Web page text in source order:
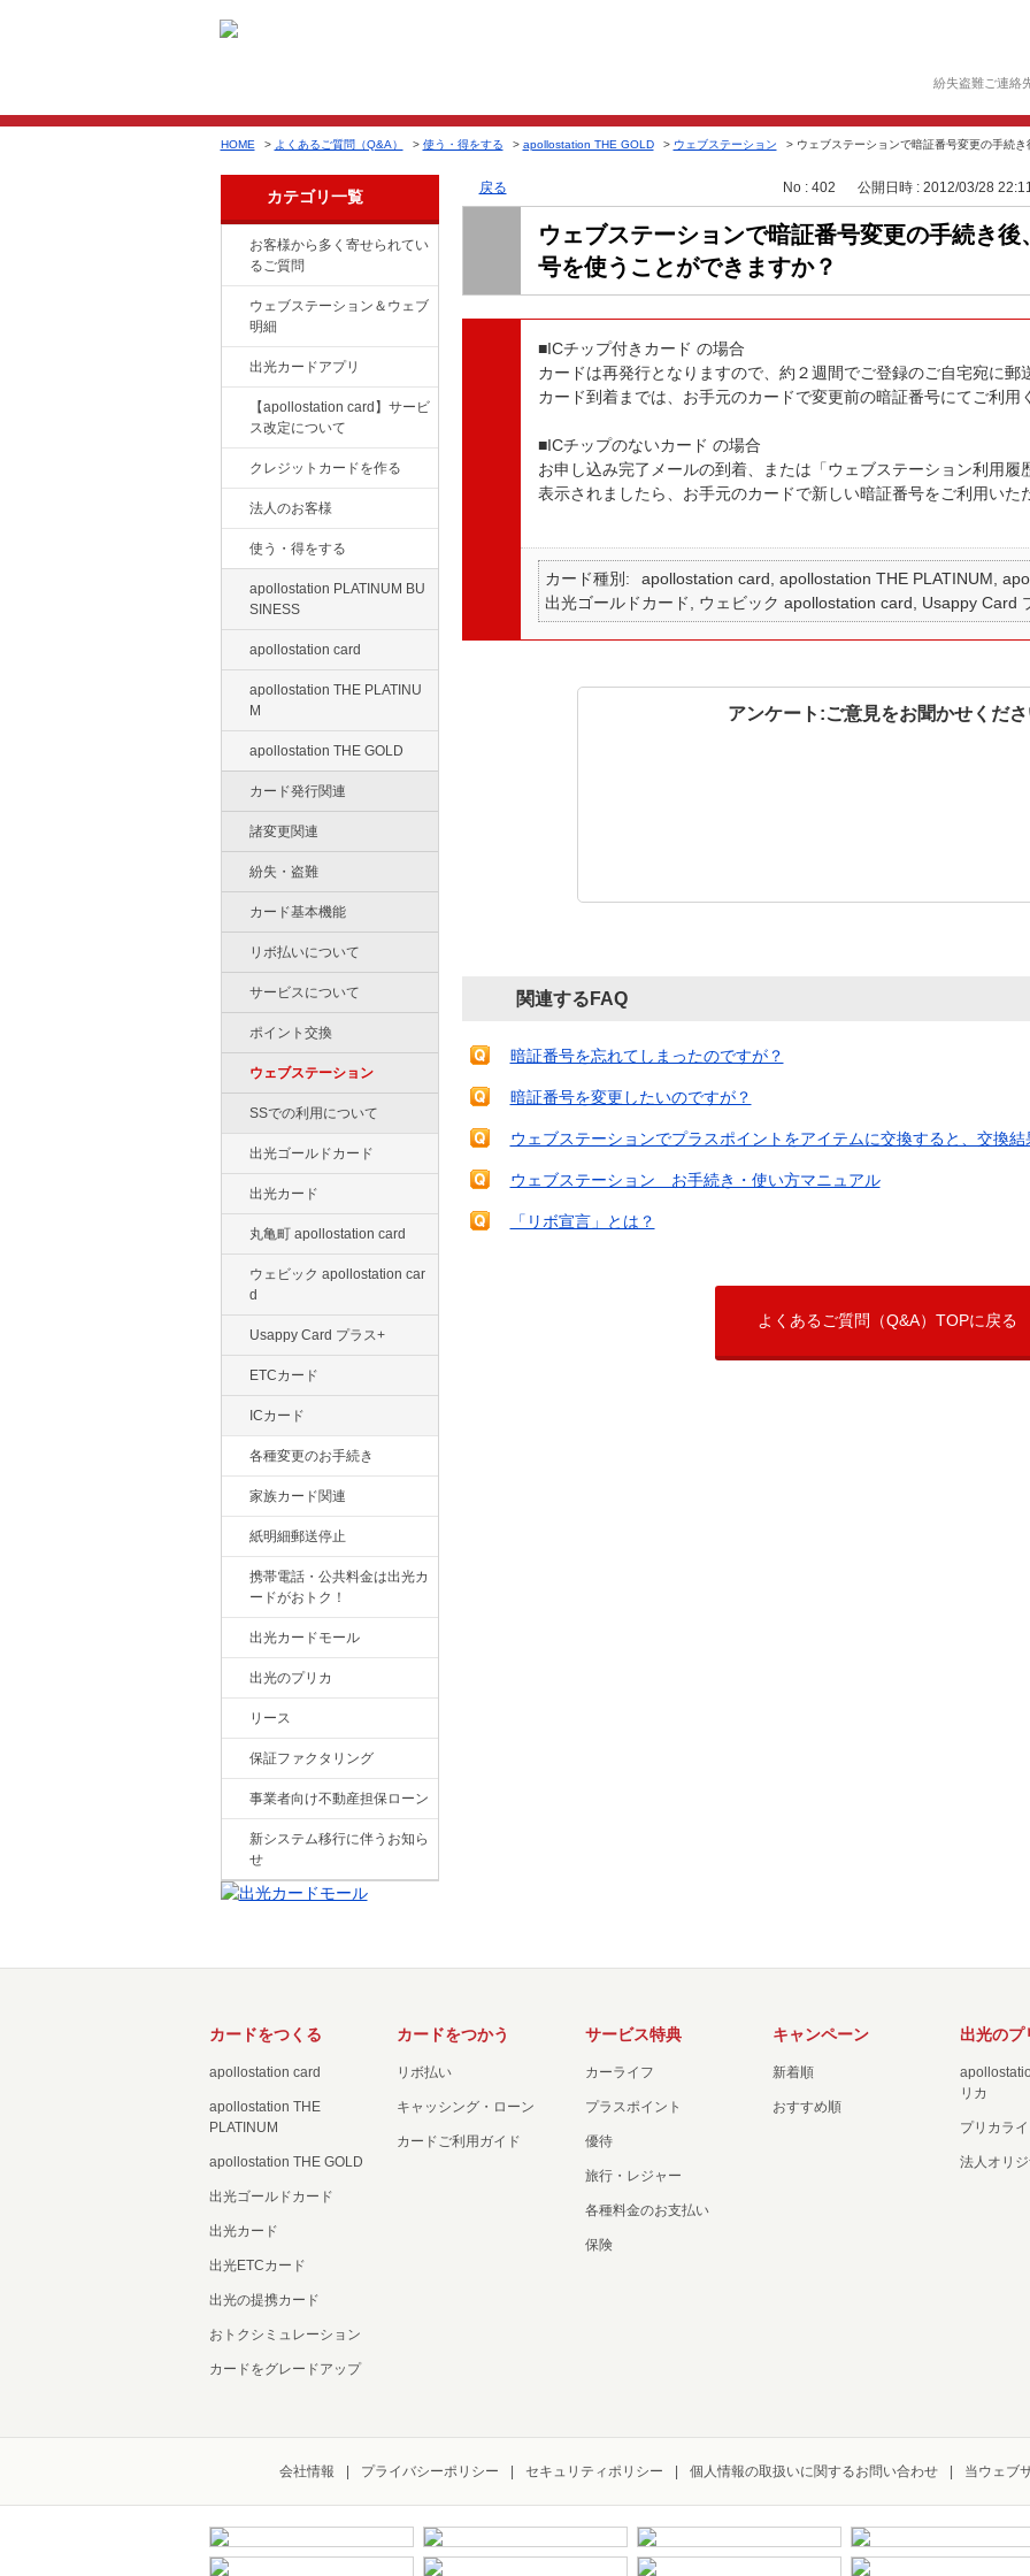
紛失盗難ご連絡
HOME > よくあるご質問（Q&A） > 使う・得をする > apollostation THE GOLD > ウェブステーション > ウェブステーションで暗証番号変更の手続
カテゴリ一覧
お客様から多く寄せられてい
るご質問
ウェブステーション＆ウェブ
明細
出光カードアプリ
【apollostation card】サービ
ス改定について
クレジットカードを作る
法人のお客様
使う・得をする
apollostation PLATINUM BU
SINESS
apollostation card
apollostation THE PLATINU
M
apollostation THE GOLD
カード発行関連
諸変更関連
紛失・盗難
カード基本機能
リボ払いについて
サービスについて
ポイント交換
ウェブステーション
SSでの利用について
出光ゴールドカード
出光カード
丸亀町 apollostation card
ウェビック apollostation car
d
Usappy Card プラス+
ETCカード
ICカード
各種変更のお手続き
家族カード関連
紙明細郵送停止
携帯電話・公共料金は出光カ
ードがおトク！
出光カードモール
出光のプリカ
リース
保証ファクタリング
事業者向け不動産担保ローン
新システム移行に伴うお知ら
せ
戻る No : 402 公開日時 : 2012/03/28
ウェブステーションで暗証番号変更の手続き
号を使うことができますか？
■ICチップ付きカード の場合
カードは再発行となりますので、約２週間でご登録のご自宅宛に郵
カード到着までは、お手元のカードで変更前の暗証番号にてご利用
■ICチップのないカード の場合
お申し込み完了メールの到着、または「ウェブステーション利用履
表示されましたら、お手元のカードで新しい暗証番号をご利用いた
カード種別
apollostation card, apollostation THE PLATINUM,
出光ゴールドカード, ウェビック apollostation card, Usappy Card
アンケート:ご意見をお聞かせくだ
関連するFAQ
暗証番号を忘れてしまったのですが？
暗証番号を変更したいのですが？
ウェブステーションでプラスポイントをアイテムに交換すると、交換結
ウェブステーション お手続き・使い方マニュアル
「リボ宣言」とは？
よくあるご質問（Q&A）TOPに戻る
カードをつくる
apollostation card
apollostation THE
PLATINUM
apollostation THE GOLD
出光ゴールドカード
出光カード
出光ETCカード
出光の提携カード
おトクシミュレーション
カードをグレードアップ
カードをつかう
リボ払い
キャッシング・ローン
カードご利用ガイド
サービス特典
カーライフ
プラスポイント
優待
旅行・レジャー
各種料金のお支払い
保険
キャンペーン
新着順
おすすめ順
出光のプ
リカ
プリカラ
法人オリ
会社情報 プライバシーポリシー セキュリティポリシー 個人情報の取扱いに関するお問い合わせ 当ウェブ